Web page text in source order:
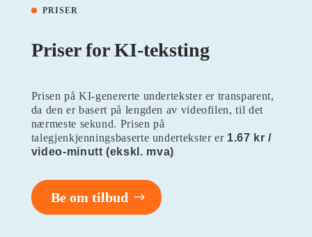
PRISER
Priser for KI-teksting
Prisen på KI-genererte undertekster er transparent,
da den er basert på lengden av videofilen, til det
nærmeste sekund. Prisen på
talegjenkjenningsbaserte undertekster er 1.67 kr /
video-minutt (ekskl. mva)
Be om tilbud